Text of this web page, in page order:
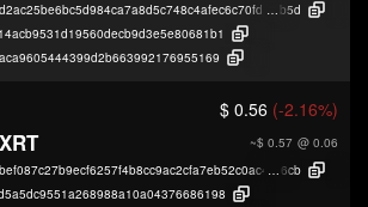
b5d
$ 0.56 (-2.16%)
~$ 0.57 @ 0.06
6cb